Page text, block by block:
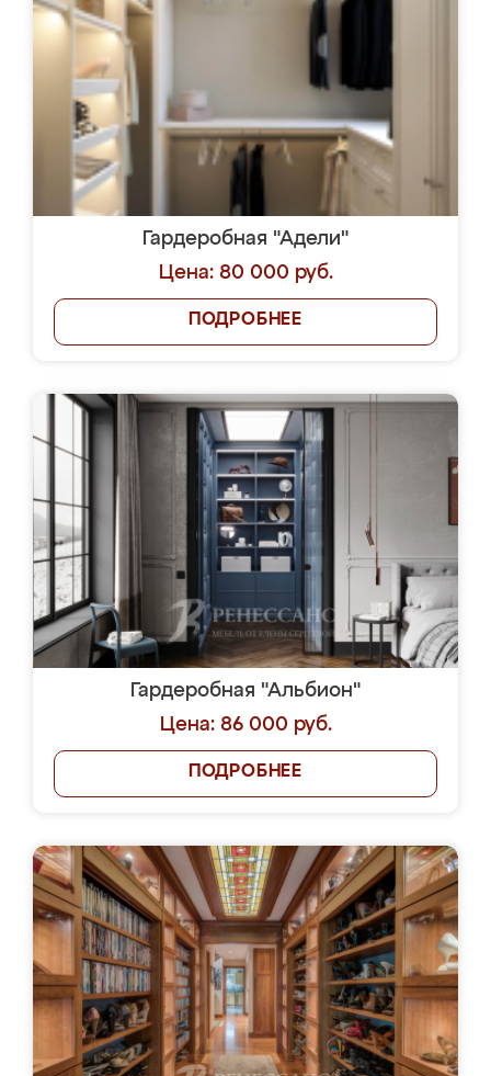
Гардеробная "Адели"
Цена: 80 000 руб.
ПОДРОБНЕЕ
Гардеробная "Альбион"
Цена: 86 000 руб.
ПОДРОБНЕЕ